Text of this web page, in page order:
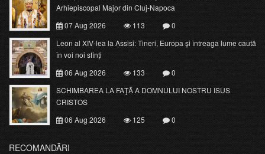
Arhiepiscopal Major din Cluj-Napoca
07 Aug 2026
113
0
Leon al XIV-lea la Assisi: Tineri, Europa și întreaga lume caută
în voi noi sfinți
06 Aug 2026
133
0
SCHIMBAREA LA FAŢĂ A DOMNULUI NOSTRU ISUS
CRISTOS
06 Aug 2026
125 0
RECOMANDĂRI